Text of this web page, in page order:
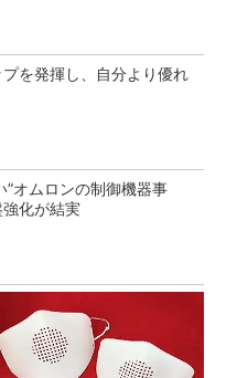
を発揮し、自分より優れ
”オムロンの制御機器事
化が結実